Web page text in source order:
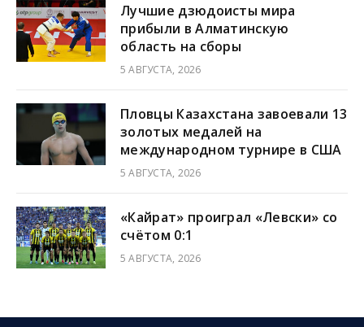
Лучшие дзюдоисты мира
прибыли в Алматинскую
область на сборы
5 АВГУСТА, 2026
Пловцы Казахстана завоевали 13
золотых медалей на
международном турнире в США
5 АВГУСТА, 2026
«Кайрат» проиграл «Левски» со
счётом 0:1
5 АВГУСТА, 2026